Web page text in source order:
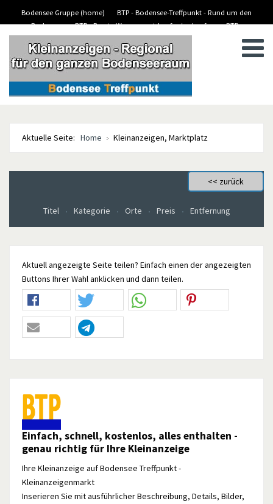
Bodensee Gruppe (home)
BTP - Bodensee-Treffpunkt - Rund um den
Bodensee
BTP - Boote-Wassersport-kaufen/verkaufen
BTP -
BTP - Kleinanzeigen
Aktuelle Seite: Home Kleinanzeigen, Marktplatz
Titel Kategorie Orte Preis Entfernung
Aktuell angezeigte Seite teilen? Einfach einen der angezeigten
Buttons Ihrer Wahl anklicken und dann teilen.
Einfach, schnell, kostenlos, alles enthalten -
genau richtig für Ihre Kleinanzeige
Ihre Kleinanzeige auf Bodensee Treffpunkt -
Kleinanzeigenmarkt
Inserieren Sie mit ausführlicher Beschreibung, Details, Bilder,